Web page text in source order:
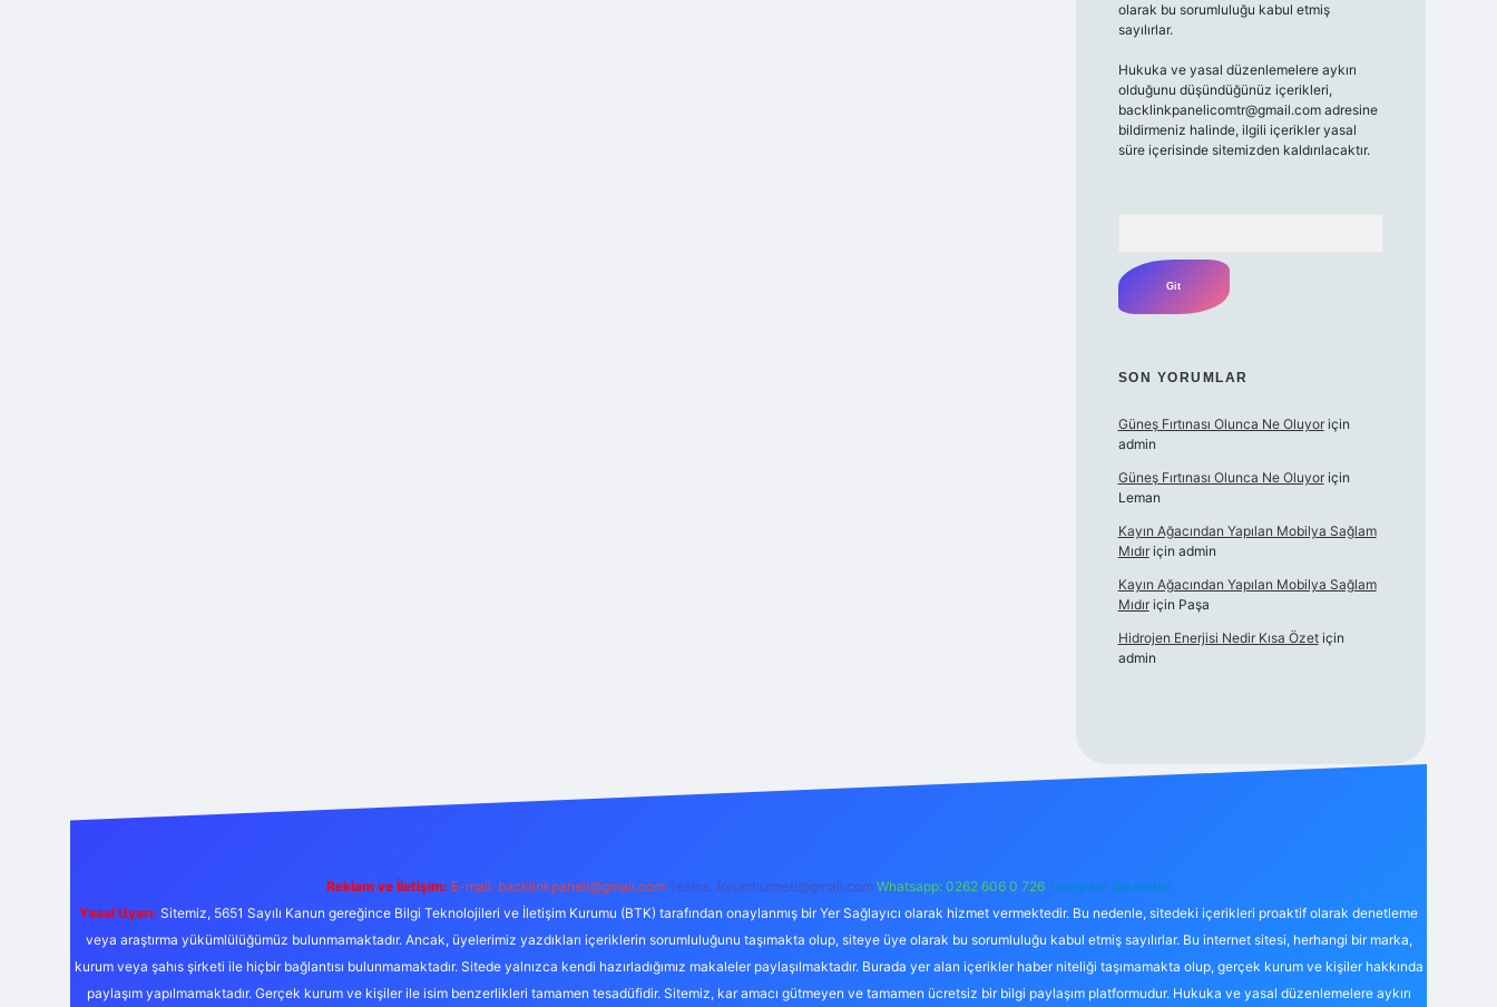
olarak bu sorumluluğu kabul etmiş
sayılırlar.
Hukuka ve yasal düzenlemelere aykırı
olduğunu düşündüğünüz içerikleri,
backlinkpanelicomtr@gmail.comadresine
bildirmeniz halinde, ilgili içerikler yasal
süre içerisinde sitemizden kaldırılacaktır.
SON YORUMLAR
Güneş Fırtınası Olunca Ne Oluyoriçin
admin
Güneş Fırtınası Olunca Ne Oluyoriçin
Leman
Kayın Ağacından Yapılan Mobilya Sağlam
Mıdıriçin admin
Kayın Ağacından Yapılan Mobilya Sağlam
Mıdıriçin Paşa
Hidrojen Enerjisi Nedir Kısa Özetiçin
admin
Reklam ve İletişim: E-mail: backlinkpaneli@gmail.com Teams: forumhizmeti@gmail.com Whatsapp: 0262 606 0 726 Telegram: @karabul
Yasal Uyarı: Sitemiz, 5651 Sayılı Kanun gereğince Bilgi Teknolojileri ve İletişim Kurumu (BTK) tarafından onaylanmış bir Yer Sağlayıcı olarak hizmet vermektedir. Bu nedenle, sitedeki içerikleri proaktif olarak denetleme
veya araştırma yükümlülüğümüz bulunmamaktadır. Ancak, üyelerimiz yazdıkları içeriklerin sorumluluğunu taşımakta olup, siteye üye olarak bu sorumluluğu kabul etmiş sayılırlar. Bu internet sitesi, herhangi bir marka,
kurum veya şahıs şirketi ile hiçbir bağlantısı bulunmamaktadır. Sitede yalnızca kendi hazırladığımız makaleler paylaşılmaktadır. Burada yer alan içerikler haber niteliği taşımamakta olup, gerçek kurum ve kişiler hakkında
paylaşım yapılmamaktadır. Gerçek kurum ve kişiler ile isim benzerlikleri tamamen tesadüfidir. Sitemiz, kar amacı gütmeyen ve tamamen ücretsiz bir bilgi paylaşım platformudur. Hukuka ve yasal düzenlemelere aykırı